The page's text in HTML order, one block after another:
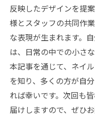
反映したデザインを提
様とスタッフの共同作
な表現が生まれます。
は、日常の中での小さ
本記事を通じて、ネイ
を知り、多くの方が自
れば幸いです。次回も
届けしますので、ぜひお